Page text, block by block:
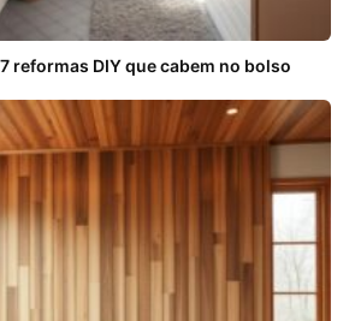
reformas DIY que cabem no bolso